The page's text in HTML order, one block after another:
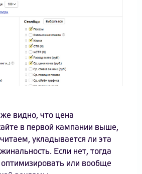
видно, что цена
в первой кампании выше,
укладывается ли эта
Если нет, тогда
или вообще